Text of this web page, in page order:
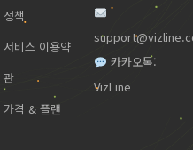
정책
서비스 이용약
관
가격 & 플랜
카카오톡:
VizLine